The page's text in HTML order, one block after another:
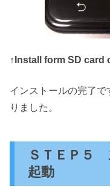
↑ Install form SD card
インストールの完了
りました。
ＳＴＥＰ５
起動